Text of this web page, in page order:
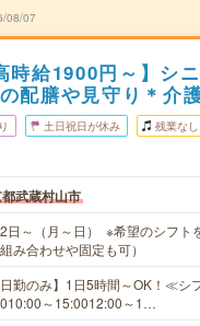
08/07
時給1900円～】シ
配膳や見守り＊介
土日祝日が休み 残業なし
武蔵村山市
～（月～日） ※希望のシフト
み合わせや固定も可）
勤のみ】1日5時間～OK！≪シ
～15:0012:00～1…